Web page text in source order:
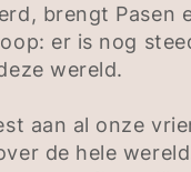
brengt Pasen
er is nog
wereld.
aan al onze
de hele